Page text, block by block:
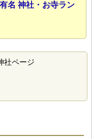
名 神社・お寺ラン
社ページ